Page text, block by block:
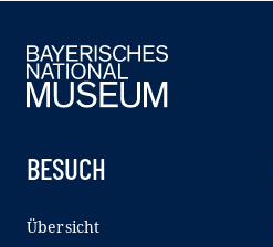
BESUCH
Übersicht